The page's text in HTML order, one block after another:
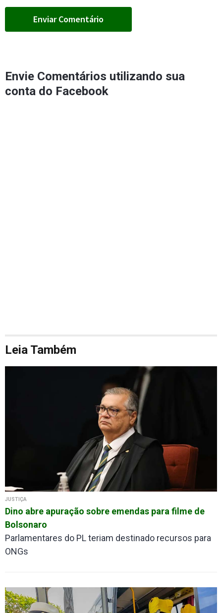
Envie Comentários utilizando sua
conta do Facebook
Leia Também
JUSTIÇA
Dino abre apuração sobre emendas para filme de
Bolsonaro
Parlamentares do PL teriam destinado recursos para
ONGs